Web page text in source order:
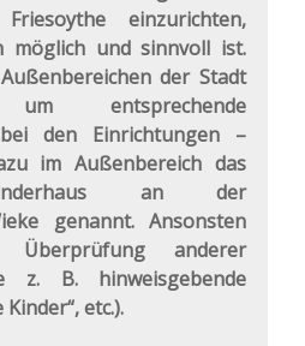
einzurichten,
möglich und sinnvoll ist.
der Stadt
entsprechende
den Einrichtungen –
im Außenbereich das
an der
genannt. Ansonsten
anderer
z. B. hinweisgebende
etc.).